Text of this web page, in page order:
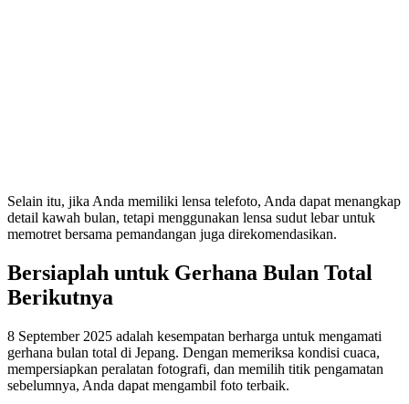
Selain itu, jika Anda memiliki lensa telefoto, Anda dapat menangkap
detail kawah bulan, tetapi menggunakan lensa sudut lebar untuk
memotret bersama pemandangan juga direkomendasikan.
Bersiaplah untuk Gerhana Bulan Total
Berikutnya
8 September 2025 adalah kesempatan berharga untuk mengamati
gerhana bulan total di Jepang. Dengan memeriksa kondisi cuaca,
mempersiapkan peralatan fotografi, dan memilih titik pengamatan
sebelumnya, Anda dapat mengambil foto terbaik.